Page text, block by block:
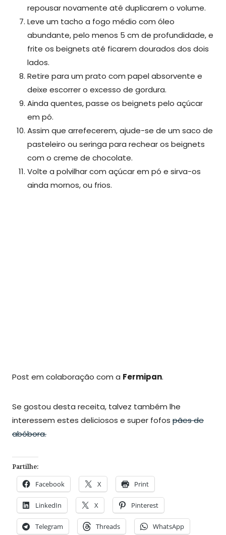
repousar novamente até duplicarem o volume.
Leve um tacho a fogo médio com óleo
abundante, pelo menos 5 cm de profundidade, e
frite os beignets até ficarem dourados dos dois
lados.
Retire para um prato com papel absorvente e
deixe escorrer o excesso de gordura.
Ainda quentes, passe os beignets pelo açúcar
em pó.
Assim que arrefecerem, ajude-se de um saco de
pasteleiro ou seringa para rechear os beignets
com o creme de chocolate.
Volte a polvilhar com açúcar em pó e sirva-os
ainda mornos, ou frios.
Post em colaboração com a Fermipan.
Se gostou desta receita, talvez também lhe
interessem estes deliciosos e super fofos pães de
abóbora.
Partilhe:
Facebook X Print
LinkedIn X Pinterest
Telegram Threads WhatsApp